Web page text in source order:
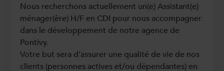
Nous recherchons actuellement un(e) Assistant(e)
ménager(ère) H/F en CDI pour nous accompagner
dans le développement de notre agence de
Pontivy.
Votre but sera d’assurer une qualité de vie de nos
clients (personnes actives et/ou dépendantes) en